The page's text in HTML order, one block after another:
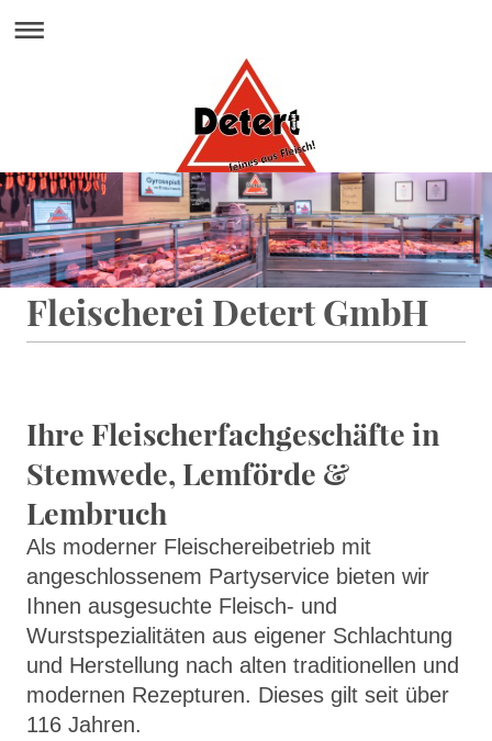
Fleischerei Detert GmbH
Ihre Fleischerfachgeschäfte in
Stemwede, Lemförde &
Lembruch
Als moderner Fleischereibetrieb mit
angeschlossenem Partyservice bieten wir
Ihnen ausgesuchte Fleisch- und
Wurstspezialitäten aus eigener Schlachtung
und Herstellung nach alten traditionellen und
modernen Rezepturen. Dieses gilt seit über
116 Jahren.